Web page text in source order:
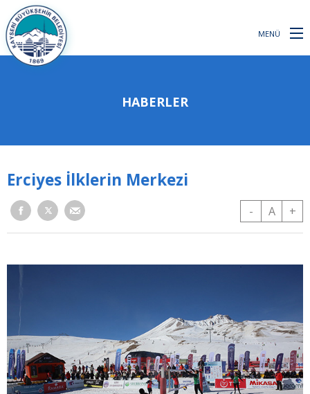
MENÜ
HABERLER
Erciyes İlklerin Merkezi
- A +